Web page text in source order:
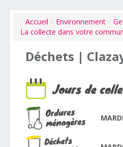
Accueil / Environnement /
La collecte dans votre
Déchets |